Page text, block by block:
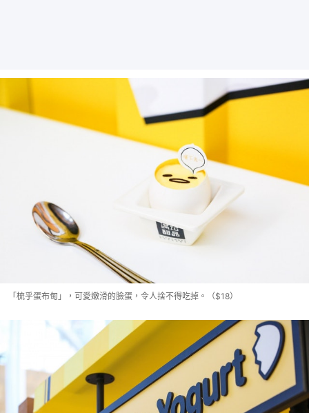
「梳乎蛋布甸」，可愛嫩滑的臉蛋，令人捨不得吃掉。（$18）